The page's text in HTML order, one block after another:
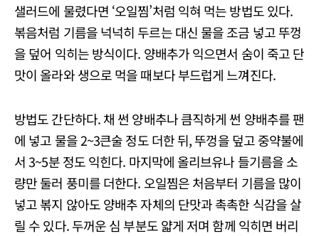
샐러드에 물렸다면 ‘오일찜’처럼 익혀 먹는 방법도 있다.
볶음처럼 기름을 넉넉히 두르는 대신 물을 조금 넣고 뚜껑
을 덮어 익히는 방식이다. 양배추가 익으면서 숨이 죽고 단
맛이 올라와 생으로 먹을 때보다 부드럽게 느껴진다.
방법도 간단하다. 채 썬 양배추나 큼직하게 썬 양배추를 팬
에 넣고 물을 2~3큰술 정도 더한 뒤, 뚜껑을 덮고 중약불에
서 3~5분 정도 익힌다. 마지막에 올리브유나 들기름을 소
량만 둘러 풍미를 더한다. 오일찜은 처음부터 기름을 많이
넣고 볶지 않아도 양배추 자체의 단맛과 촉촉한 식감을 살
릴 수 있다. 두꺼운 심 부분도 얇게 저며 함께 익히면 버리